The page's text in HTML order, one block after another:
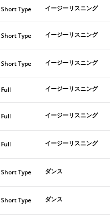
Short Type イージーリスニング
Short Type イージーリスニング
Short Type イージーリスニング
Full イージーリスニング
Full イージーリスニング
Full イージーリスニング
Short Type ダンス
Short Type ダンス